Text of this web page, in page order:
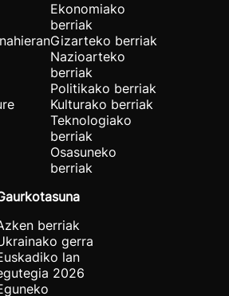
Ekonomiako
berriak
Gizarteko berriak
Nazioarteko
berriak
Politikako berriak
Kulturako berriak
Teknologiako
berriak
Osasuneko
berriak
berriak
gerra
lan
2026